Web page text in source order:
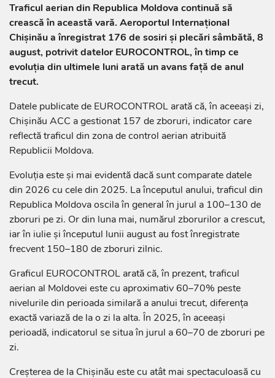
Traficul aerian din Republica Moldova continuă să
crească în această vară. Aeroportul Internațional
Chișinău a înregistrat 176 de sosiri și plecări sâmbătă, 8
august, potrivit datelor EUROCONTROL, în timp ce
evoluția din ultimele luni arată un avans față de anul
trecut.
Datele publicate de EUROCONTROL arată că, în aceeași zi,
Chișinău ACC a gestionat 157 de zboruri, indicator care
reflectă traficul din zona de control aerian atribuită
Republicii Moldova.
Evoluția este și mai evidentă dacă sunt comparate datele
din 2026 cu cele din 2025. La începutul anului, traficul din
Republica Moldova oscila în general în jurul a 100–130 de
zboruri pe zi. Or din luna mai, numărul zborurilor a crescut,
iar în iulie și începutul lunii august au fost înregistrate
frecvent 150–180 de zboruri zilnic.
Graficul EUROCONTROL arată că, în prezent, traficul
aerian al Moldovei este cu aproximativ 60–70% peste
nivelurile din perioada similară a anului trecut, diferența
exactă variază de la o zi la alta. În 2025, în aceeași
perioadă, indicatorul se situa în jurul a 60–70 de zboruri pe
zi.
Creșterea de la Chișinău este cu atât mai spectaculoasă cu